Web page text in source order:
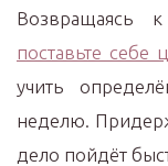
Возвращаясь
поставьте себе
учить
неделю.
дело пойдёт